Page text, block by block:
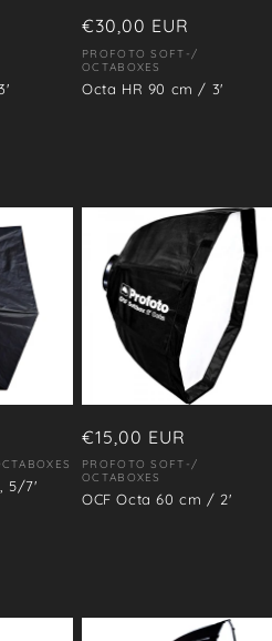
Precio
habitual
€30,00 EUR
Proveedor:
PROFOTO SOFT-/
OCTABOXES
Octa HR 90 cm / 3'
5/7'
Precio
habitual
€15,00 EUR
Proveedor:
PROFOTO SOFT-/
OCTABOXES
OCF Octa 60 cm / 2'